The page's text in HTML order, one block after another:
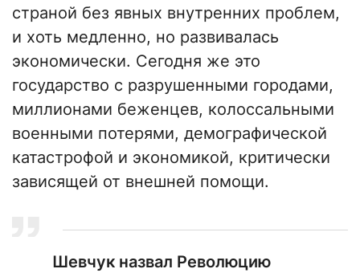
страной без явных внутренних проблем,
и хоть медленно, но развивалась
экономически. Сегодня же это
государство с разрушенными городами,
миллионами беженцев, колоссальными
военными потерями, демографической
катастрофой и экономикой, критически
зависящей от внешней помощи.
Шевчук назвал Революцию